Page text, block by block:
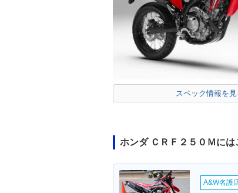
スペック情報を見
ホンダ ＣＲＦ２５０Ｍに
A&W名護